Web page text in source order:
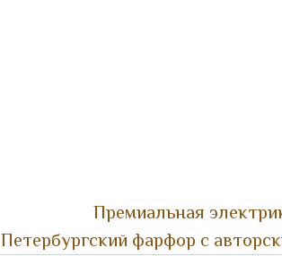
Премиальная
Петербургский фарфор с